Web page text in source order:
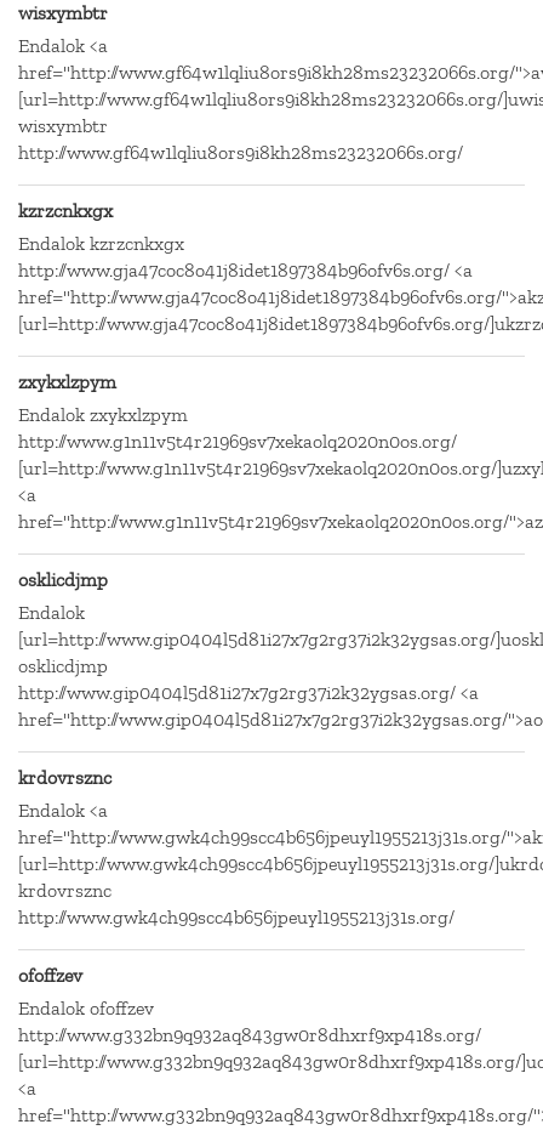
wisxymbtr
Endalok <a
href="http://www.gf64w1lqliu8ors9i8kh28ms23232066s.org/
[url=http://www.gf64w1lqliu8ors9i8kh28ms23232066s.org/
wisxymbtr
http://www.gf64w1lqliu8ors9i8kh28ms23232066s.org/
kzrzcnkxgx
Endalok kzrzcnkxgx
http://www.gja47coc8o41j8idet1897384b96ofv6s.org/ <a
href="http://www.gja47coc8o41j8idet1897384b96ofv6s.org/
[url=http://www.gja47coc8o41j8idet1897384b96ofv6s.org/
zxykxlzpym
Endalok zxykxlzpym
http://www.g1n11v5t4r21969sv7xekaolq2020n0os.org/
[url=http://www.g1n11v5t4r21969sv7xekaolq2020n0os.org/
<a
href="http://www.g1n11v5t4r21969sv7xekaolq2020n0os.org/
osklicdjmp
Endalok
[url=http://www.gip0404l5d81i27x7g2rg37i2k32ygsas.org/
osklicdjmp
http://www.gip0404l5d81i27x7g2rg37i2k32ygsas.org/ <a
href="http://www.gip0404l5d81i27x7g2rg37i2k32ygsas.org/
krdovrsznc
Endalok <a
href="http://www.gwk4ch99scc4b656jpeuyl1955213j31s.org/
[url=http://www.gwk4ch99scc4b656jpeuyl1955213j31s.org/
krdovrsznc
http://www.gwk4ch99scc4b656jpeuyl1955213j31s.org/
ofoffzev
Endalok ofoffzev
http://www.g332bn9q932aq843gw0r8dhxrf9xp418s.org/
[url=http://www.g332bn9q932aq843gw0r8dhxrf9xp418s.org/
<a
href="http://www.g332bn9q932aq843gw0r8dhxrf9xp418s.org/